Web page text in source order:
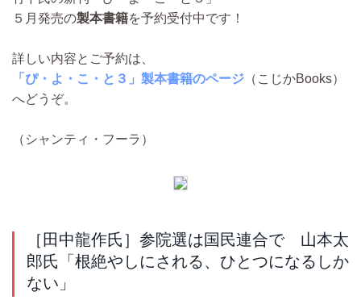
５月発売の製本書籍を予約受付中です！
詳しい内容とご予約は、
「ぴ・よ・こ・と３」製本書籍のページ （こじかBooks）
へどうぞ。
（シャンティ・フーラ）
［田中龍作氏］参院選は国民連合で 山本太
郎氏「根絶やしにされる、ひとつになるしか
ない」